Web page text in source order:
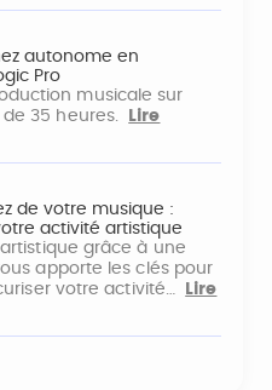
autonome en
Pro
musicale sur
de 35 heures.
Lire
de votre musique :
activité artistique
grâce à une
apporte les clés pour
votre activité…
Lire